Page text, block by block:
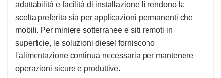
adattabilità e facilità di installazione li rendono la
scelta preferita sia per applicazioni permanenti che
mobili. Per miniere sotterranee e siti remoti in
superficie, le soluzioni diesel forniscono
l'alimentazione continua necessaria per mantenere
operazioni sicure e produttive.